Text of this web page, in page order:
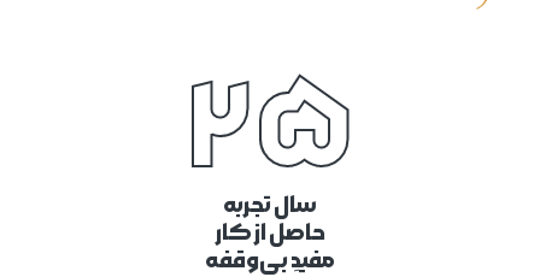
25
سال تجربه
حاصل از کار
مفیدِ بی‌وقفه